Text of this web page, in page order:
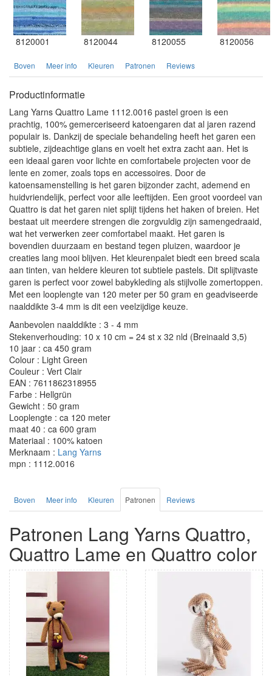
8120001 8120044 8120055 8120056
Boven Meer info Kleuren Patronen Reviews
Productinformatie
Lang Yarns Quattro Lame 1112.0016 pastel groen is een
prachtig, 100% gemerceriseerd katoengaren dat al jaren razend
populair is. Dankzij de speciale behandeling heeft het garen een
subtiele, zijdeachtige glans en voelt het extra zacht aan. Het is
een ideaal garen voor lichte en comfortabele projecten voor de
lente en zomer, zoals tops en accessoires. Door de
katoensamenstelling is het garen bijzonder zacht, ademend en
huidvriendelijk, perfect voor alle leeftijden. Een groot voordeel van
Quattro is dat het garen niet splijt tijdens het haken of breien. Het
bestaat uit meerdere strengen die zorgvuldig zijn samengedraaid,
wat het verwerken zeer comfortabel maakt. Het garen is
bovendien duurzaam en bestand tegen pluizen, waardoor je
creaties lang mooi blijven. Het kleurenpalet biedt een breed scala
aan tinten, van heldere kleuren tot subtiele pastels. Dit splijtvaste
garen is perfect voor zowel babykleding als stijlvolle zomertoppen.
Met een looplengte van 120 meter per 50 gram en geadviseerde
naalddikte 3-4 mm is dit een veelzijdige keuze.
Aanbevolen naalddikte : 3 - 4 mm
Stekenverhouding: 10 x 10 cm = 24 st x 32 nld (Breinaald 3,5)
10 jaar : ca 450 gram
Colour : Light Green
Couleur : Vert Clair
EAN : 7611862318955
Farbe : Hellgrün
Gewicht : 50 gram
Looplengte : ca 120 meter
maat 40 : ca 600 gram
Materiaal : 100% katoen
Merknaam : Lang Yarns
mpn : 1112.0016
Boven Meer info Kleuren Patronen Reviews
Patronen Lang Yarns Quattro,
Quattro Lame en Quattro color